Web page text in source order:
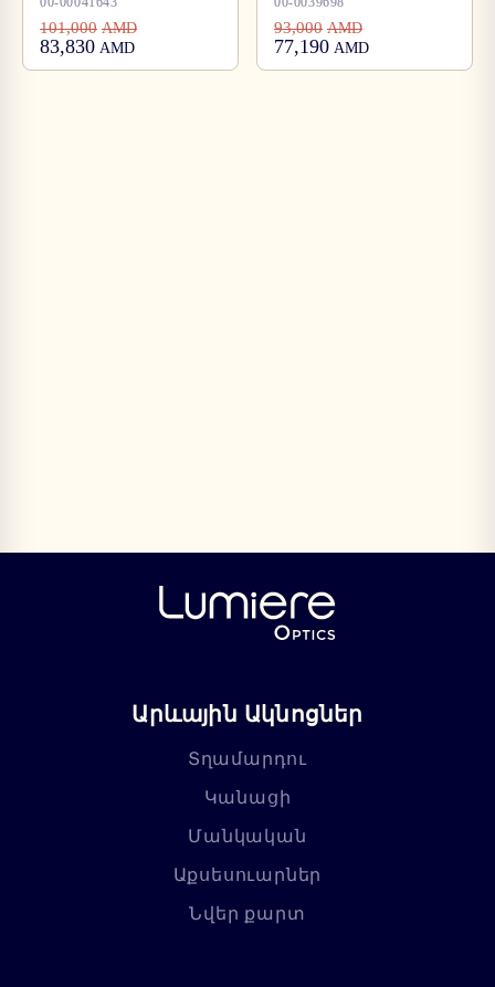
101,000 AMD
83,830 AMD
93,000 AMD
77,190 AMD
Արևային Ակնոցներ
Տղամարդու
Կանացի
Մանկական
Աքսեսուարներ
Նվեր քարտ